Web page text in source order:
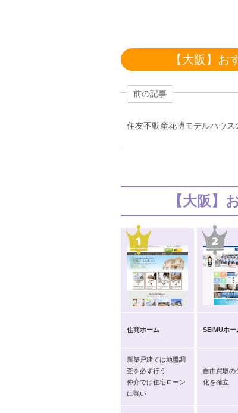
【大阪】お
前の記事
住友不動産花博モデルハウス
【大阪】
住商ホーム SEIMUホー
新築戸建ては地盤調
査を必ず行う
仲介では住宅ローン
に強い
自由買取の
化を確立